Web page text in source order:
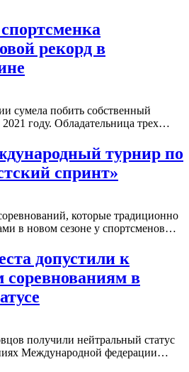
рекорд в
сумела побить собственный
году. Обладательница трех…
турнир по
спринт»
которые традиционно
в новом сезоне у спортсменов…
допустили к
в
получили нейтральный статус
Международной федерации…